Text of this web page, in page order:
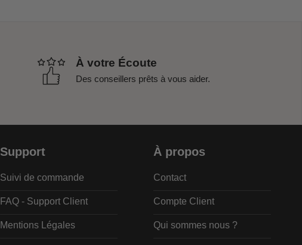
À votre Écoute
Des conseillers prêts à vous aider.
Support
Suivi de commande
FAQ - Support Client
Mentions Légales
À propos
Contact
Compte Client
Qui sommes nous ?